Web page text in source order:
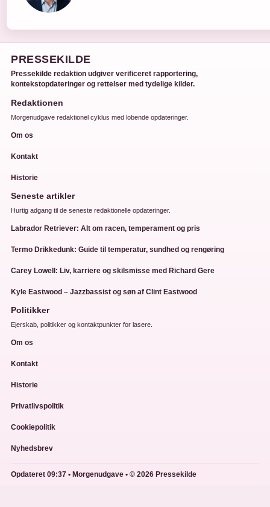
PRESSEKILDE
Pressekilde redaktion udgiver verificeret rapportering,
kontekstopdateringer og rettelser med tydelige kilder.
Redaktionen
Morgenudgave redaktionel cyklus med lobende opdateringer.
Om os
Kontakt
Historie
Seneste artikler
Hurtig adgang til de seneste redaktionelle opdateringer.
Labrador Retriever: Alt om racen, temperament og pris
Termo Drikkedunk: Guide til temperatur, sundhed og rengøring
Carey Lowell: Liv, karriere og skilsmisse med Richard Gere
Kyle Eastwood – Jazzbassist og søn af Clint Eastwood
Politikker
Ejerskab, politikker og kontaktpunkter for lasere.
Om os
Kontakt
Historie
Privatlivspolitik
Cookiepolitik
Nyhedsbrev
Opdateret 09:37 • Morgenudgave • © 2026 Pressekilde